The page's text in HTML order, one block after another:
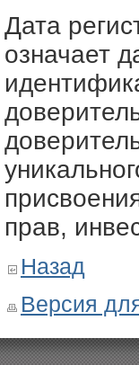
Дата
означает
прав,
Назад
Версия